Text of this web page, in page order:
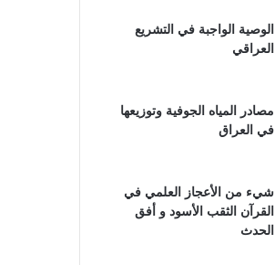
الوصية الواجبة في التشريع
العراقي
مصادر المياه الجوفية وتوزيعها
في العراق
شيء من الأعجاز العلمي في
القرآن الثقب الأسود و أفق
الحدث